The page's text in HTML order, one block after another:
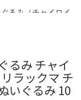
るみ チャイ
ラックマ チ
いぐるみ 10